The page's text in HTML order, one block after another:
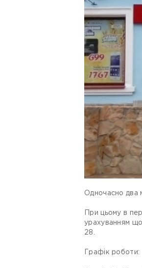
Одночасно два
При цьому в
урахуванням
28.
Графік роботи: